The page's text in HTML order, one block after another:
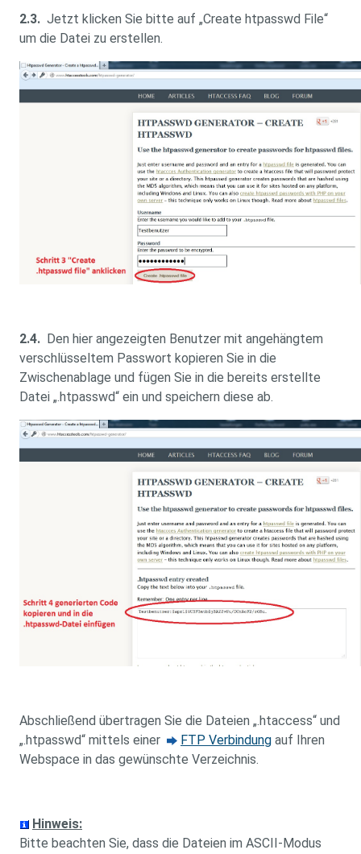
2.3. Jetzt klicken Sie bitte auf „Create htpasswd File“
um die Datei zu erstellen.
2.4. Den hier angezeigten Benutzer mit angehängtem
verschlüsseltem Passwort kopieren Sie in die
Zwischenablage und fügen Sie in die bereits erstellte
Datei „.htpasswd“ ein und speichern diese ab.
Abschließend übertragen Sie die Dateien „.htaccess“ und
„.htpasswd“ mittels einer
FTP Verbindung auf Ihren
Webspace in das gewünschte Verzeichnis.
Hinweis:
Bitte beachten Sie, dass die Dateien im ASCII-Modus